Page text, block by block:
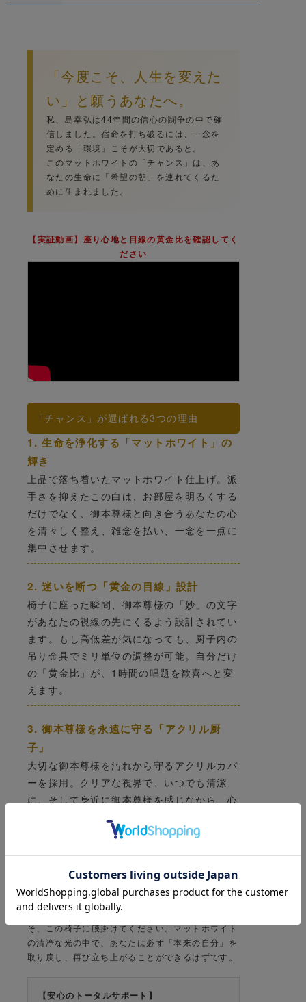
「今度こそ、人生を変えた
い」と願うあなたへ。
私、島幸弘は44年間の信心の闘争の中で確
信しました。宿命を打ち破るには、一念を
定める「環境」こそが大切であると。
このマットホワイトの「チャンス」は、あ
なたの生命に「希望の朝」を連れてくるた
めに生まれました。
【実証動画】座り心地と目線の黄金比を確認してく
ださい
「チャンス」が選ばれる3つの理由
1. 生命を浄化する「マットホワイト」の
輝き
上品で落ち着いたマットホワイト仕上げ。派
手さを抑えたこの白は、お部屋を明るくする
だけでなく、御本尊様と向き合うあなたの心
を清々しく整え、雑念を払い、一念を一点に
集中させます。
2. 迷いを断つ「黄金の目線」設計
椅子に座った瞬間、御本尊様の「妙」の文字
があなたの視線の先にくるよう設計されてい
ます。もし高低差が気になっても、厨子内の
吊り金具でミリ単位の調整が可能。自分だけ
の「黄金比」が、1時間の唱題を歓喜へと変
えます。
3. 御本尊様を永遠に守る「アクリル厨
子」
大切な御本尊様を汚れから守るアクリルカバ
ーを採用。クリアな視界で、いつでも清潔
に、そして身近に御本尊様を感じながら、心
「チャンス」とは、待つものではなく、自ら掴み取
るものです。この白い仏壇は、あなたの新しい出発
のキャンバスです。日々の戦いに疲れ、迷った時こ
そ、この椅子に腰掛けてください。マットホワイト
の清浄な光の中で、あなたは必ず「本来の自分」を
取り戻し、再び立ち上がることができるはずです。
【安心のトータルサポート】